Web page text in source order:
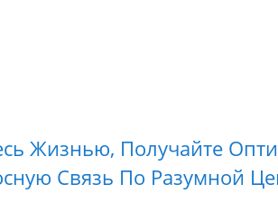
Жизнью, Получайте
Связь По Разумной